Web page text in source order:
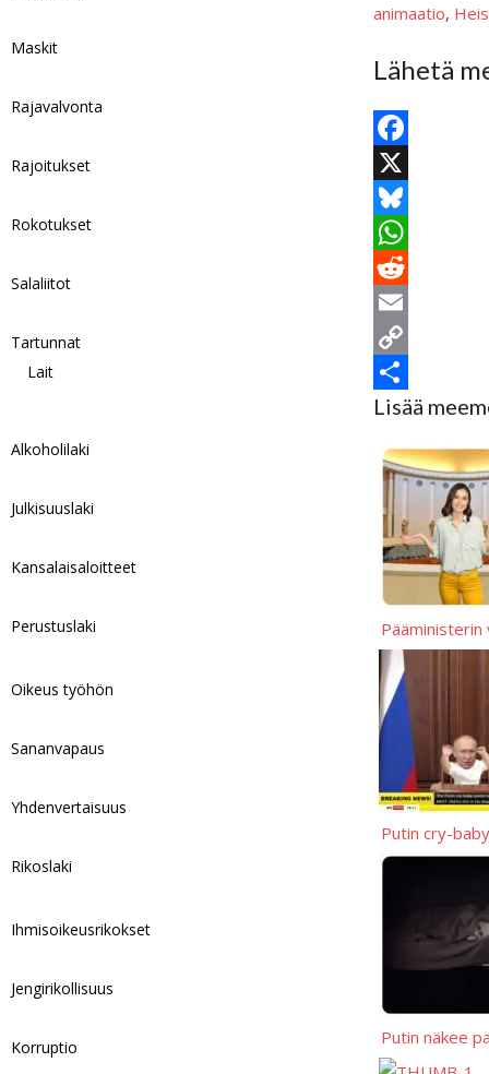
animaatio,
Lähetä
F
a
c
e
b
o
o
k
X
B
l
u
e
s
k
W
h
a
t
s
p
p
R
e
d
d
E
m
a
C
oS
e
Lisää
Pääministerin
Putin cry-
Putin näkee
Maskit
Rajavalvonta
Rajoitukset
Rokotukset
Salaliitot
Tartunnat
Lait
Alkoholilaki
Julkisuuslaki
Kansalaisaloitteet
Perustuslaki
Oikeus työhön
Sananvapaus
Yhdenvertaisuus
Rikoslaki
Ihmisoikeusrikokset
Jengirikollisuus
Korruptio